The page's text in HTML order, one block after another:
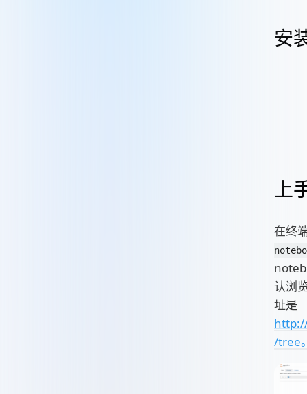
安
上
在终
认浏
址是
/tree